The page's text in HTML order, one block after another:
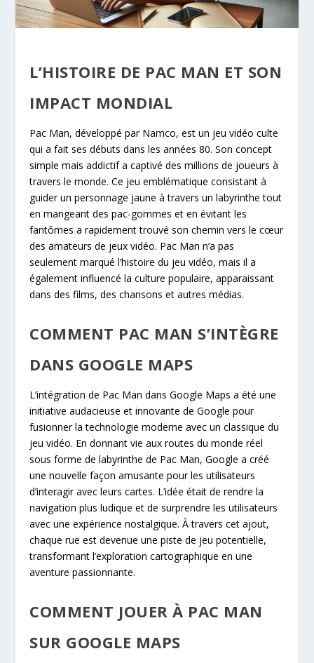
L’HISTOIRE DE PAC MAN ET SON
IMPACT MONDIAL
Pac Man, développé par Namco, est un jeu vidéo culte
qui a fait ses débuts dans les années 80. Son concept
simple mais addictif a captivé des millions de joueurs à
travers le monde. Ce jeu emblématique consistant à
guider un personnage jaune à travers un labyrinthe tout
en mangeant des pac-gommes et en évitant les
fantômes a rapidement trouvé son chemin vers le cœur
des amateurs de jeux vidéo. Pac Man n’a pas
seulement marqué l’histoire du jeu vidéo, mais il a
également influencé la culture populaire, apparaissant
dans des films, des chansons et autres médias.
COMMENT PAC MAN S’INTÈGRE
DANS GOOGLE MAPS
L’intégration de Pac Man dans Google Maps a été une
initiative audacieuse et innovante de Google pour
fusionner la technologie moderne avec un classique du
jeu vidéo. En donnant vie aux routes du monde réel
sous forme de labyrinthe de Pac Man, Google a créé
une nouvelle façon amusante pour les utilisateurs
d’interagir avec leurs cartes. L’idée était de rendre la
navigation plus ludique et de surprendre les utilisateurs
avec une expérience nostalgique. À travers cet ajout,
chaque rue est devenue une piste de jeu potentielle,
transformant l’exploration cartographique en une
aventure passionnante.
COMMENT JOUER À PAC MAN
SUR GOOGLE MAPS